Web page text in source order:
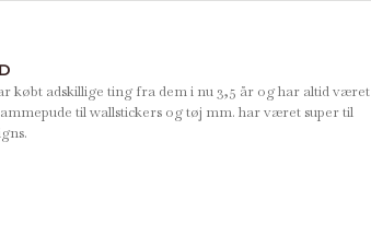
købt adskillige ting fra dem i nu 3,5 år og har altid været
til wallstickers og tøj mm. har været super til